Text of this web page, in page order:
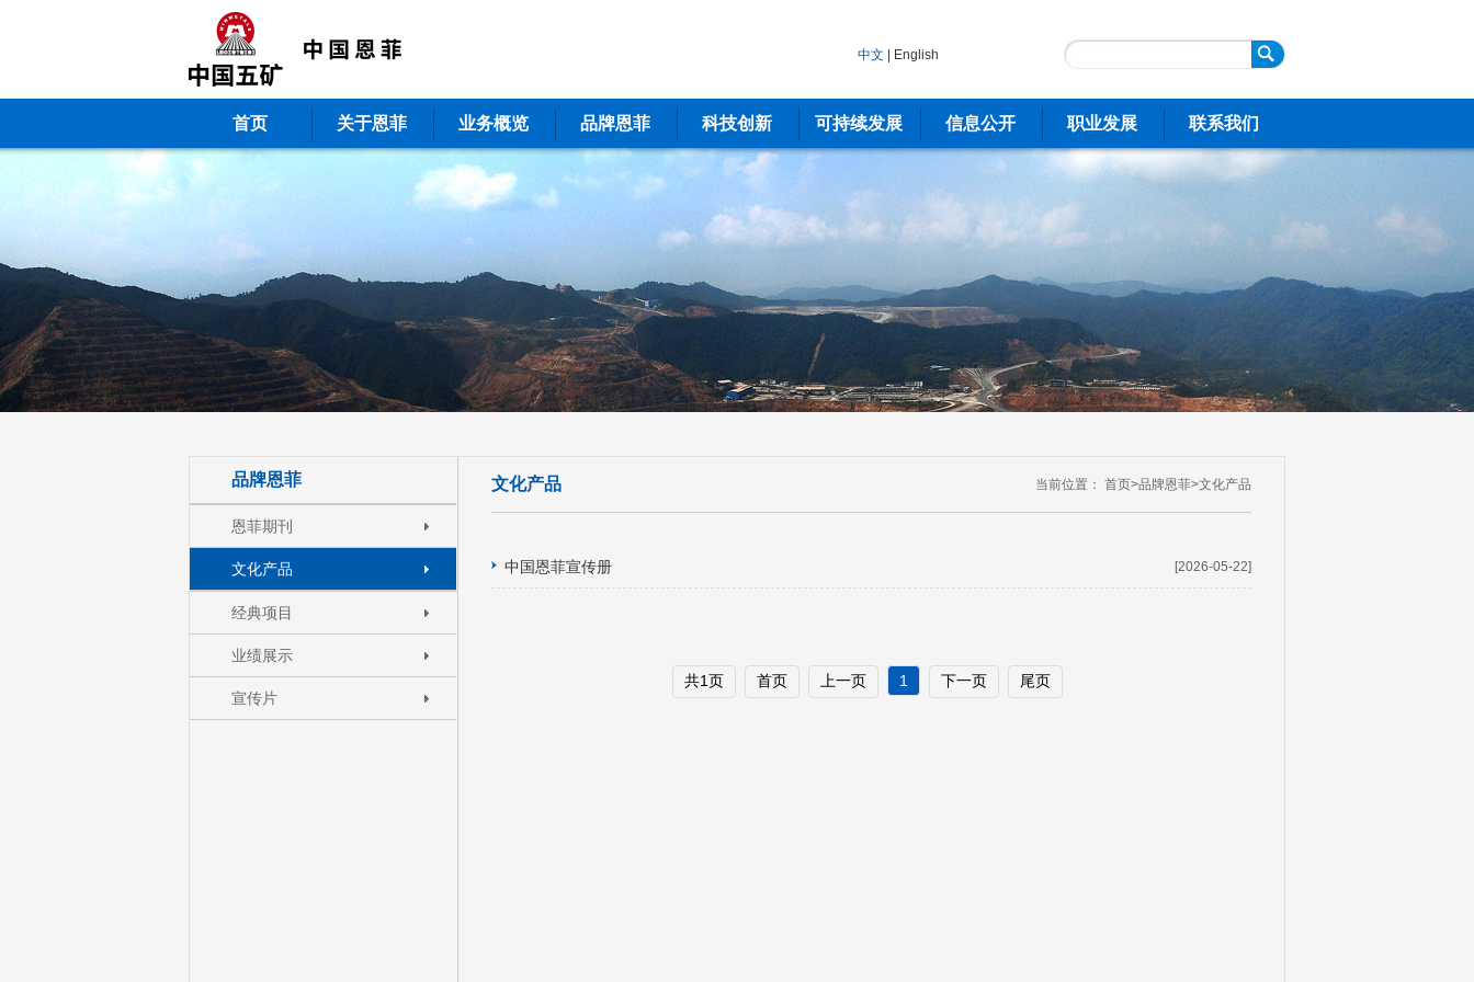
中文 English
首页 关于恩菲 业务概览 品牌恩菲 科技创新 可持续发展 信息公开 职业发展 联系我们
品牌恩菲
恩菲期刊
文化产品
经典项目
业绩展示
宣传片
文化产品 当前位置： 首页>品牌恩菲>文化产品
[2026-05-22]
中国恩菲宣传册
共1页 首页 上一页 1 下一页 尾页